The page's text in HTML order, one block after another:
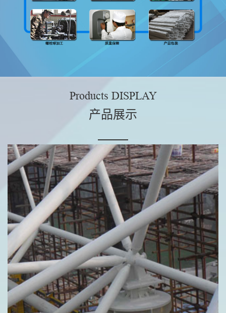
Products DISPLAY
产品展示